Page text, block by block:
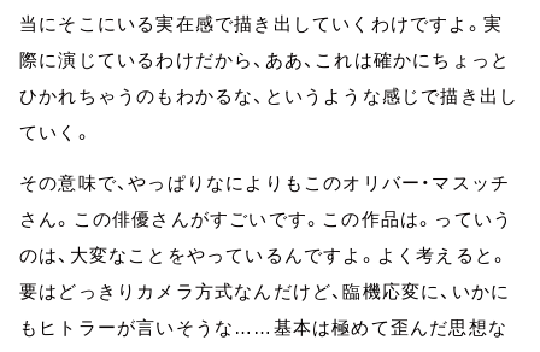
当にそこにいる実在感で描き出していくわけですよ。実
際に演じているわけだから、ああ、これは確かにちょっと
ひかれちゃうのもわかるな、というような感じで描き出し
ていく。
その意味で、やっぱりなによりもこのオリバー・マスッチ
さん。この俳優さんがすごいです。この作品は。っていう
のは、大変なことをやっているんですよ。よく考えると。
要はどっきりカメラ方式なんだけど、臨機応変に、いかに
もヒトラーが言いそうな……基本は極めて歪んだ思想な